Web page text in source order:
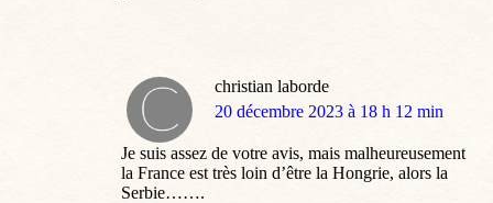
christian laborde
dit
20 décembre 2023 à 18 h 12 min
Je suis assez de votre avis, mais malheureusement
la France est très loin d’être la Hongrie, alors la
Serbie…….